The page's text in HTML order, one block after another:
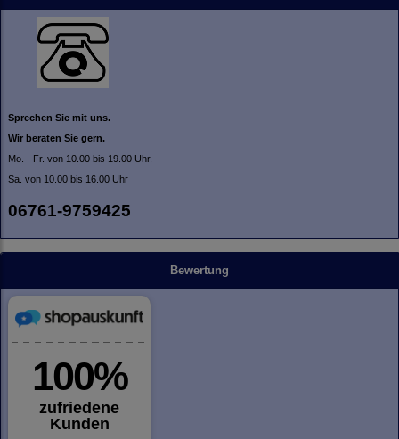
Sprechen Sie mit uns.
Wir beraten Sie gern.
Mo. - Fr. von 10.00 bis 19.00 Uhr.
Sa. von 10.00 bis 16.00 Uhr
06761-9759425
Bewertung